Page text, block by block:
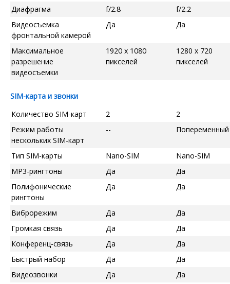
Диафрагма
f/2.8
f/2.2
Видеосъемка
фронтальной камерой
Да Да
Максимальное
разрешение
видеосъемки
1920 x 1080
пикселей
1280 x 720
пикселей
SIM-карта и звонки
Количество SIM-карт
2
2
Режим работы
нескольких SIM-карт
-- Попеременный
Тип SIM-карты Nano-SIM
Nano-SIM
MP3-рингтоны
Да
Да
Полифонические
рингтоны
Да Да
Виброрежим Да
Да
Громкая связь
Да
Да
Конференц-связь
Да
Да
Быстрый набор
Да
Да
Видеозвонки
Да
Да